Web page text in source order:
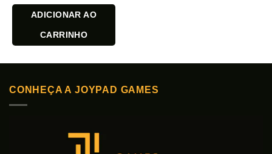
ADICIONAR AO
CARRINHO
CONHEÇA A JOYPAD GAMES